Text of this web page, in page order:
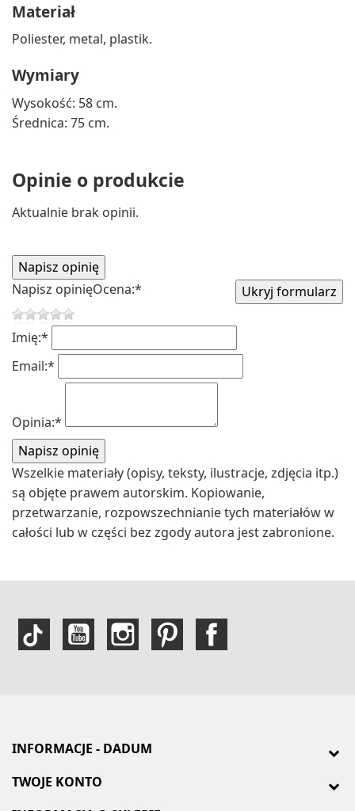
Materiał
Poliester, metal, plastik.
Wymiary
Wysokość: 58 cm.
Średnica: 75 cm.
Opinie o produkcie
Aktualnie brak opinii.
Napisz opinięOcena:*
Imię:*
Email:*
Opinia:*
Wszelkie materiały (opisy, teksty, ilustracje, zdjęcia itp.)
są objęte prawem autorskim. Kopiowanie,
przetwarzanie, rozpowszechnianie tych materiałów w
całości lub w części bez zgody autora jest zabronione.
INFORMACJE - DADUM
TWOJE KONTO